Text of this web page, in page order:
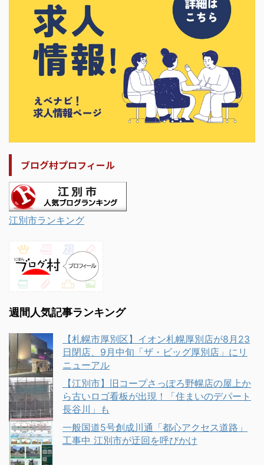
ブログ村プロフィール
江別市ランキング
週間人気記事ランキング
【札幌市厚別区】イオン札幌厚別店が8月23
日閉店、9月中旬「ザ・ビッグ厚別店」にリ
ニューアル
【江別市】旧コープさっぽろ野幌店の屋上か
ら古いロゴ看板が出現！「住まいのデパート
長谷川」も
一般国道5号創成川通「都心アクセス道路」
工事中 江別市が迂回を呼びかけ